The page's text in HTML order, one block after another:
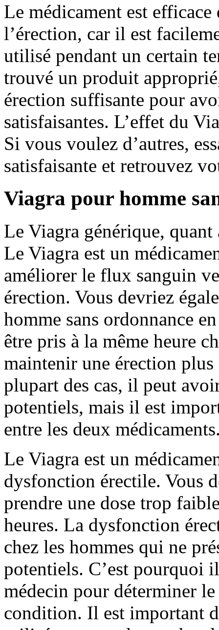
Le médicament est
l’érection, car il est
utilisé pendant un certain
trouvé un produit
érection suffisante pour
satisfaisantes. L’effet du
Si vous voulez d’autres,
satisfaisante et retrouvez
Viagra pour homme
Le Viagra générique,
Le Viagra est un
améliorer le flux sanguin
érection. Vous devriez
homme sans ordonnance
être pris à la même heure
maintenir une érection
plupart des cas, il peut
potentiels, mais il est
entre les deux
Le Viagra est un
dysfonction érectile. Vous
prendre une dose trop
heures. La dysfonction
chez les hommes qui ne
potentiels. C’est pourquoi
médecin pour déterminer
condition. Il est important